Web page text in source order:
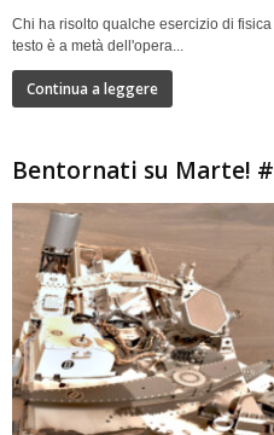
Chi ha risolto qualche esercizio di
testo è a metà dell'opera...
Continua a leggere
Bentornati su Marte!